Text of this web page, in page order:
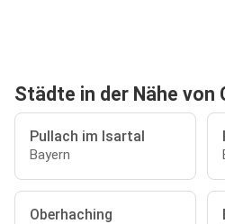
Städte in der Nähe von
Pullach im Isartal
Bayern
Oberhaching